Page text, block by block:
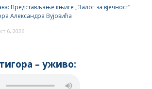
Представљање књиге „Залог за вјечност“
Александра Вујовића
6, 2026
– yживо: